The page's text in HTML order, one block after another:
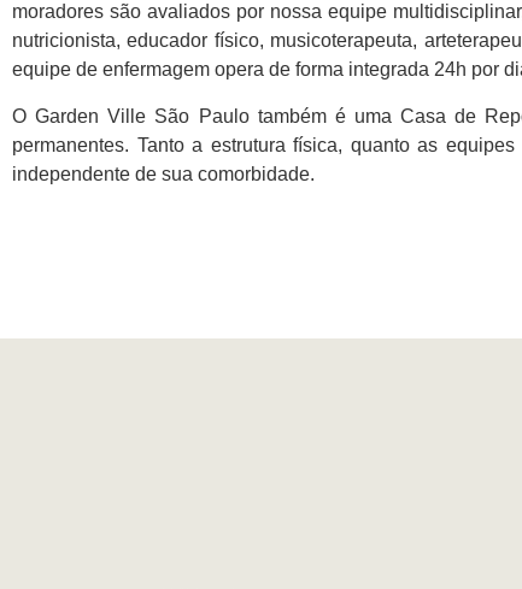
moradores são avaliados por nossa equipe
nutricionista, educador físico, musicoterapeuta,
equipe de enfermagem opera de forma integrada 24h por
O Garden Ville São Paulo também é uma Casa de
permanentes. Tanto a estrutura física, quanto as
independente de sua comorbidade.